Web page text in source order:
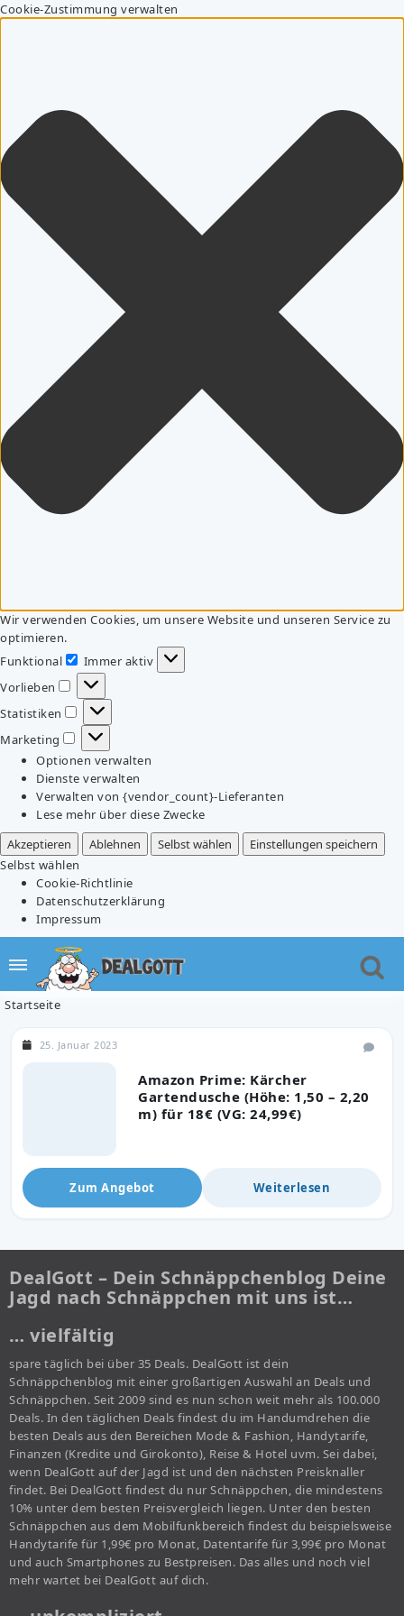
Cookie-Zustimmung verwalten
Wir verwenden Cookies, um unsere Website und unseren Service zu
optimieren.
Funktional
Funktional
Immer aktiv
Vorlieben
Vorlieben
Statistiken
Statistiken
Marketing
Marketing
Optionen verwalten
Dienste verwalten
Verwalten von {vendor_count}-Lieferanten
Lese mehr über diese Zwecke
Akzeptieren
Ablehnen Selbst wählen
Einstellungen speichern
Selbst wählen
Cookie-Richtlinie
Datenschutzerklärung
Impressum
Startseite
Amazon Prime: Kärcher
Gartendusche (Höhe: 1,50 – 2,20
m) für 18€ (VG: 24,99€)
25. Januar 2023
Zum Angebot Weiterlesen
DealGott – Dein Schnäppchenblog Deine
Jagd nach Schnäppchen mit uns ist…
… vielfältig
spare täglich bei über 35 Deals. DealGott ist dein
Schnäppchenblog mit einer großartigen Auswahl an Deals und
Schnäppchen. Seit 2009 sind es nun schon weit mehr als 100.000
Deals. In den täglichen Deals findest du im Handumdrehen die
besten Deals aus den Bereichen Mode & Fashion, Handytarife,
Finanzen (Kredite und Girokonto), Reise & Hotel uvm. Sei dabei,
wenn DealGott auf der Jagd ist und den nächsten Preisknaller
findet. Bei DealGott findest du nur Schnäppchen, die mindestens
10% unter dem besten Preisvergleich liegen. Unter den besten
Schnäppchen aus dem Mobilfunkbereich findest du beispielsweise
Handytarife für 1,99€ pro Monat, Datentarife für 3,99€ pro Monat
und auch Smartphones zu Bestpreisen. Das alles und noch viel
mehr wartet bei DealGott auf dich.